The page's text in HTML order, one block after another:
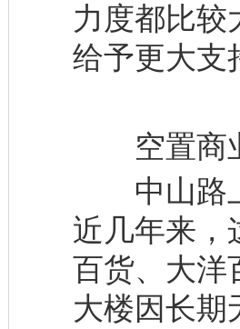
力度都比较
给予更大支
空置商业
中山路上
近几年来，
百货、大洋
大楼因长期